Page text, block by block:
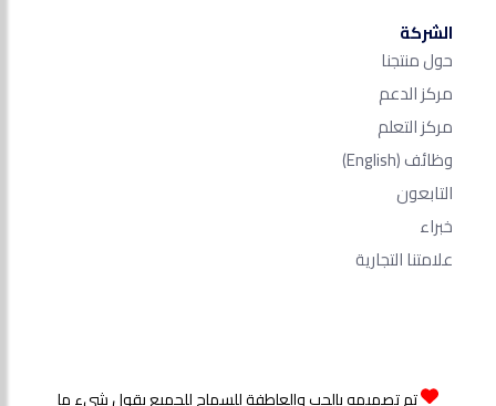
الشركة
حول منتجنا
مركز الدعم
مركز التعلم
وظائف(English)
التابعون
خبراء
علامتنا التجارية
تم تصميمه بالحب والعاطفة للسماح للجميع بقول شيء ما